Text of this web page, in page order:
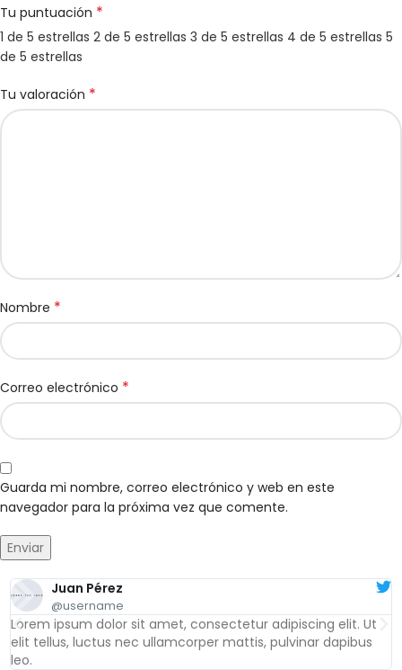
Tu puntuación *
1 de 5 estrellas 2 de 5 estrellas 3 de 5 estrellas 4 de 5 estrellas 5
de 5 estrellas
Tu valoración *
Nombre *
Correo electrónico *
Guarda mi nombre, correo electrónico y web en este
navegador para la próxima vez que comente.
Juan Pérez
@username
Lorem ipsum dolor sit amet, consectetur adipiscing elit. Ut
elit tellus, luctus nec ullamcorper mattis, pulvinar dapibus
leo.